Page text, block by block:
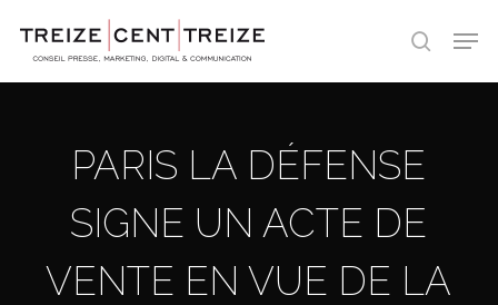
search
PARIS LA DÉFENSE
SIGNE UN ACTE DE
VENTE EN VUE DE LA